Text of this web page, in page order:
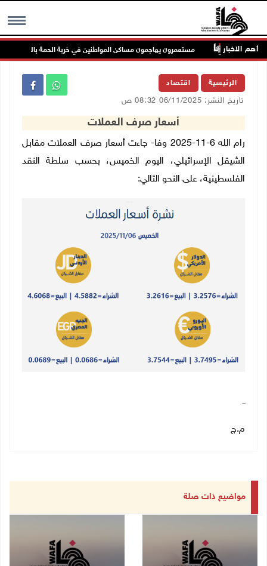
MENU أهم الاخبار مستعمرون يهاجمون مساكن المواطنين في خربة الحمة بالأغوار
الرئيسية اقتصاد
تاريخ النشر: 06/11/2025 08:32 ص
أسعار صرف العملات
رام الله 6-11-2025 وفا- جاءت أسعار صرف العملات مقابل
الشيقل الإسرائيلي، اليوم الخميس، بحسب سلطة النقد
الفلسطينية، على النحو التالي:
ــ
م.ج
مواضيع ذات صلة